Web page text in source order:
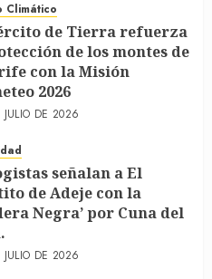
Climático
de Tierra refuerza
de los montes de
con la Misión
2026
JULIO DE 2026
señalan a El
de Adeje con la
Negra’ por Cuna del
JULIO DE 2026